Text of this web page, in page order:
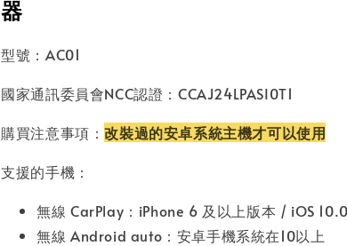
器
型號：AC01
國家通訊委員會NCC認證：CCAJ24LPASI0T1
購買注意事項：改裝過的安卓系統主機才可以使用
支援的手機：
無線 CarPlay：iPhone 6 及以上版本 / iOS
無線 Android auto：安卓手機系統在10以上